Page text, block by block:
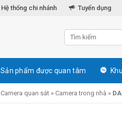
Hệ thống chi nhánh Tuyển dụng
Sản phẩm được quan tâm
Camera quan sát » Camera trong nhà »